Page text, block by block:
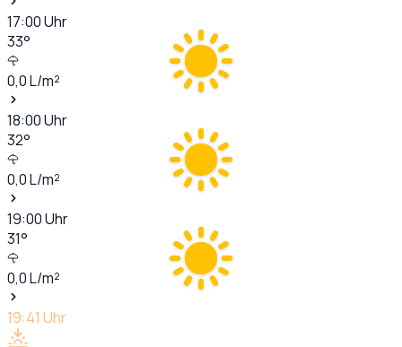
17:00Uhr
33°
0,0L/m²
18:00Uhr
32°
0,0L/m²
19:00Uhr
31°
0,0L/m²
19:41 Uhr